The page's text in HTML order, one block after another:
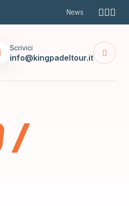
News
Scrivici
info@kingpadeltour.it
/